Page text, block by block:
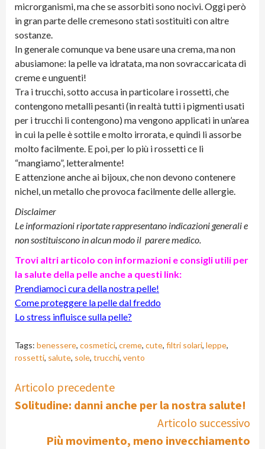
microrganismi, ma che se assorbiti sono nocivi. Oggi però
in gran parte delle cremesono stati sostituiti con altre
sostanze.
In generale comunque va bene usare una crema, ma non
abusiamone: la pelle va idratata, ma non sovraccaricata di
creme e unguenti!
Tra i trucchi, sotto accusa in particolare i rossetti, che
contengono metalli pesanti (in realtà tutti i pigmenti usati
per i trucchi li contengono) ma vengono applicati in un’area
in cui la pelle è sottile e molto irrorata, e quindi li assorbe
molto facilmente. E poi, per lo più i rossetti ce li
“mangiamo”, letteralmente!
E attenzione anche ai bijoux, che non devono contenere
nichel, un metallo che provoca facilmente delle allergie.
Disclaimer
Le informazioni riportate rappresentano indicazioni generali e
non sostituiscono in alcun modo il parere medico.
Trovi altri articolo con informazioni e consigli utili per
la salute della pelle anche a questi link:
Prendiamoci cura della nostra pelle!
Come proteggere la pelle dal freddo
Lo stress influisce sulla pelle?
Tags: benessere, cosmetici, creme, cute, filtri solari, leppe,
rossetti, salute, sole, trucchi, vento
Continue
Reading
Articolo precedente
Solitudine: danni anche per la nostra salute!
Articolo successivo
Più movimento, meno invecchiamento